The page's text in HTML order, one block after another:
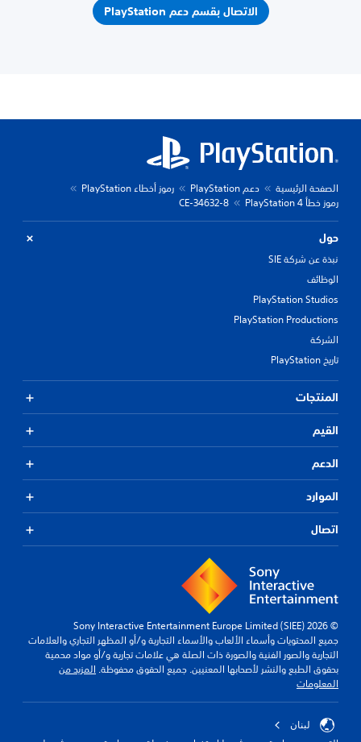
الاتصال بقسم دعم PlayStation
الصفحة الرئيسية دعم PlayStation
رموز أخطاء PlayStation
رموز خطأ PlayStation 4
CE-34632-8
حول
نبذة عن شركة SIE
الوظائف
PlayStation Studios
PlayStation Productions
الشركة
تاريخ PlayStation
المنتجات
القيم
الدعم
الموارد
اتصال
© 2026 Sony Interactive Entertainment Europe Limited (SIEE)
جميع المحتويات وأسماء الألعاب والأسماء التجارية و/أو المظهر التجاري والعلامات
التجارية والصور الفنية والصورة ذات الصلة هي علامات تجارية و/أو مواد محمية
بحقوق الطبع والنشر لأصحابها المعنيين. جميع الحقوق محفوظة. المزيد من
المعلومات
لبنان